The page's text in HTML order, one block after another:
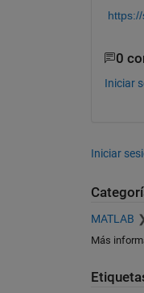
0
Iniciar
Iniciar
MATLAB
Más